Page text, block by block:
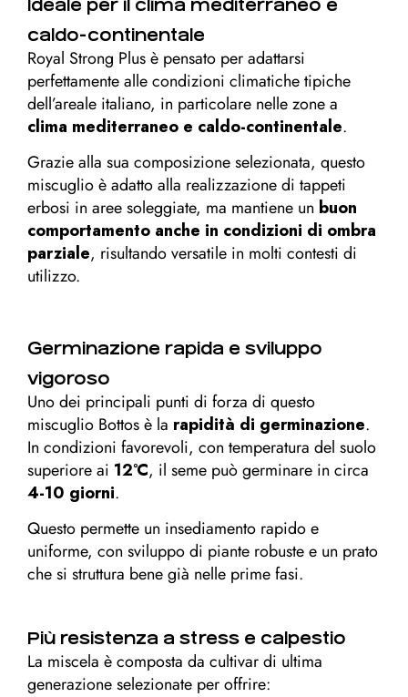
Ideale per il clima mediterraneo e
caldo-continentale
Royal Strong Plus è pensato per adattarsi
perfettamente alle condizioni climatiche tipiche
dell’areale italiano, in particolare nelle zone a
clima mediterraneo e caldo-continentale.
Grazie alla sua composizione selezionata, questo
miscuglio è adatto alla realizzazione di tappeti
erbosi in aree soleggiate, ma mantiene un buon
comportamento anche in condizioni di ombra
parziale, risultando versatile in molti contesti di
utilizzo.
Germinazione rapida e sviluppo
vigoroso
Uno dei principali punti di forza di questo
miscuglio Bottos è la rapidità di germinazione.
In condizioni favorevoli, con temperatura del suolo
superiore ai 12°C, il seme può germinare in circa
4-10 giorni.
Questo permette un insediamento rapido e
uniforme, con sviluppo di piante robuste e un prato
che si struttura bene già nelle prime fasi.
Più resistenza a stress e calpestio
La miscela è composta da cultivar di ultima
generazione selezionate per offrire: